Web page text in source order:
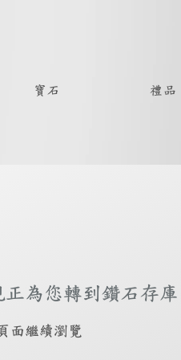
寶石 禮品
為您轉到鑽石存庫
面繼續瀏覽